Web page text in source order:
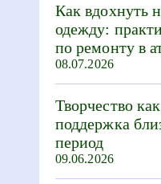
Как вдохнуть
одежду:
по ремонту в
08.07.2026
Творчество
поддержка
период
09.06.2026